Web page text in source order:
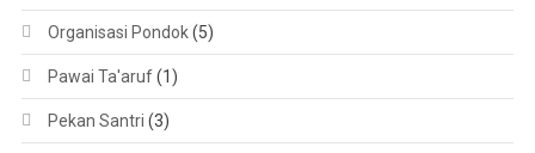
Organisasi Pondok(5)
Pawai Ta'aruf(1)
Pekan Santri (3)